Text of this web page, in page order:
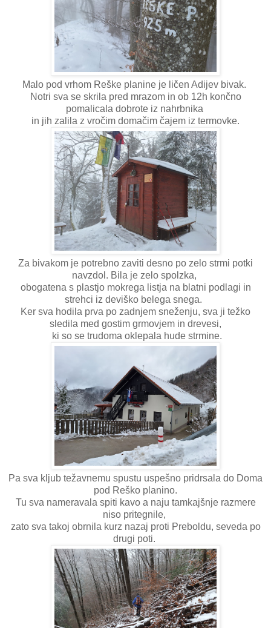
Malo pod vrhom Reške planine je ličen Adijev bivak.
Notri sva se skrila pred mrazom in ob 12h končno
pomalicala dobrote iz nahrbnika
in jih zalila z vročim domačim čajem iz termovke.
Za bivakom je potrebno zaviti desno po zelo strmi potki
navzdol. Bila je zelo spolzka,
obogatena s plastjo mokrega listja na blatni podlagi in
strehci iz deviško belega snega.
Ker sva hodila prva po zadnjem sneženju, sva ji težko
sledila med gostim grmovjem in drevesi,
ki so se trudoma oklepala hude strmine.
Pa sva kljub težavnemu spustu uspešno pridrsala do Doma
pod Reško planino.
Tu sva nameravala spiti kavo a naju tamkajšnje razmere
niso pritegnile,
zato sva takoj obrnila kurz nazaj proti Preboldu, seveda po
drugi poti.